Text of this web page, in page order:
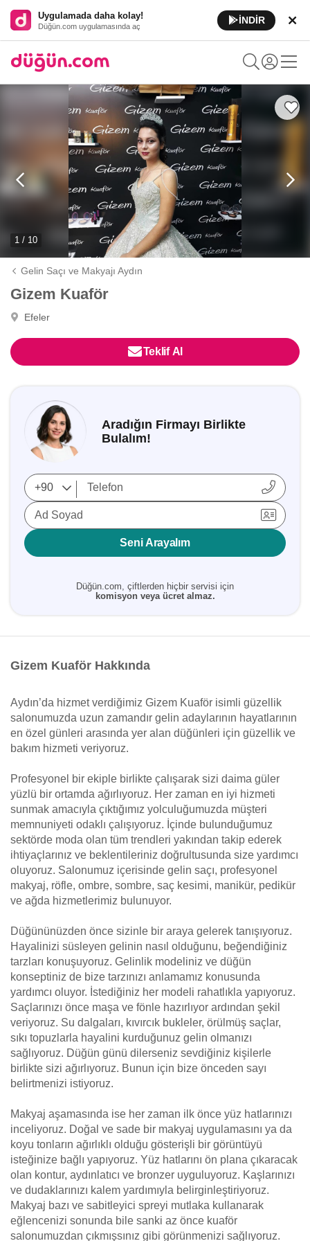
Uygulamada daha kolay!
Düğün.com uygulamasında aç
İNDİR
1 / 10
Gelin Saçı ve Makyajı Aydın
Gizem Kuaför
Efeler
Teklif Al
Aradığın Firmayı Birlikte
Bulalım!
Ad Soyad
Seni Arayalım
Düğün.com, çiftlerden hiçbir servisi için
komisyon veya ücret almaz.
Gizem Kuaför Hakkında
Aydın’da hizmet verdiğimiz Gizem Kuaför isimli güzellik
salonumuzda uzun zamandır gelin adaylarının hayatlarının
en özel günleri arasında yer alan düğünleri için güzellik ve
bakım hizmeti veriyoruz.
Profesyonel bir ekiple birlikte çalışarak sizi daima güler
yüzlü bir ortamda ağırlıyoruz. Her zaman en iyi hizmeti
sunmak amacıyla çıktığımız yolculuğumuzda müşteri
memnuniyeti odaklı çalışıyoruz. İçinde bulunduğumuz
sektörde moda olan tüm trendleri yakından takip ederek
ihtiyaçlarınız ve beklentileriniz doğrultusunda size yardımcı
oluyoruz. Salonumuz içerisinde gelin saçı, profesyonel
makyaj, röfle, ombre, sombre, saç kesimi, manikür, pedikür
ve ağda hizmetlerimiz bulunuyor.
Düğününüzden önce sizinle bir araya gelerek tanışıyoruz.
Hayalinizi süsleyen gelinin nasıl olduğunu, beğendiğiniz
tarzları konuşuyoruz. Gelinlik modeliniz ve düğün
konseptiniz de bize tarzınızı anlamamız konusunda
yardımcı oluyor. İstediğiniz her modeli rahatlıkla yapıyoruz.
Saçlarınızı önce maşa ve fönle hazırlıyor ardından şekil
veriyoruz. Su dalgaları, kıvırcık bukleler, örülmüş saçlar,
sıkı topuzlarla hayalini kurduğunuz gelin olmanızı
sağlıyoruz. Düğün günü dilerseniz sevdiğiniz kişilerle
birlikte sizi ağırlıyoruz. Bunun için bize önceden sayı
belirtmenizi istiyoruz.
Makyaj aşamasında ise her zaman ilk önce yüz hatlarınızı
inceliyoruz. Doğal ve sade bir makyaj uygulamasını ya da
koyu tonların ağırlıklı olduğu gösterişli bir görüntüyü
isteğinize bağlı yapıyoruz. Yüz hatlarını ön plana çıkaracak
olan kontur, aydınlatıcı ve bronzer uyguluyoruz. Kaşlarınızı
ve dudaklarınızı kalem yardımıyla belirginleştiriyoruz.
Makyaj bazı ve sabitleyici spreyi mutlaka kullanarak
eğlencenizi sonunda bile sanki az önce kuaför
salonumuzdan çıkmışsınız gibi görünmenizi sağlıyoruz.